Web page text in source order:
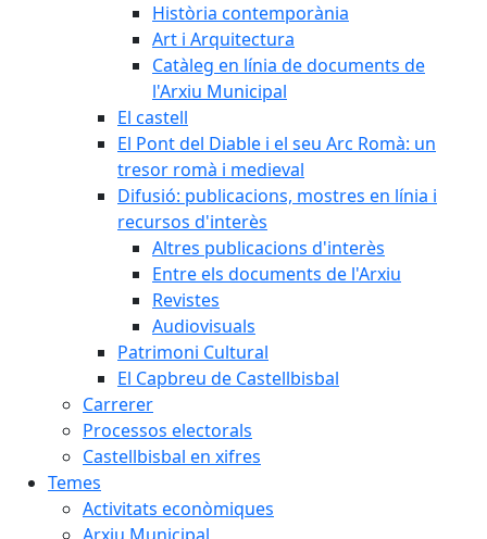
Història contemporània
Art i Arquitectura
Catàleg en línia de documents de
l'Arxiu Municipal
El castell
El Pont del Diable i el seu Arc Romà: un
tresor romà i medieval
Difusió: publicacions, mostres en línia i
recursos d'interès
Altres publicacions d'interès
Entre els documents de l'Arxiu
Revistes
Audiovisuals
Patrimoni Cultural
El Capbreu de Castellbisbal
Carrerer
Processos electorals
Castellbisbal en xifres
Temes
Activitats econòmiques